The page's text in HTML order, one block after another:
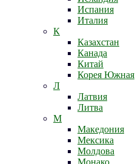
Испания
Италия
К
Казахстан
Канада
Китай
Корея Южная
Л
Латвия
Литва
М
Македония
Мексика
Молдова
Монако